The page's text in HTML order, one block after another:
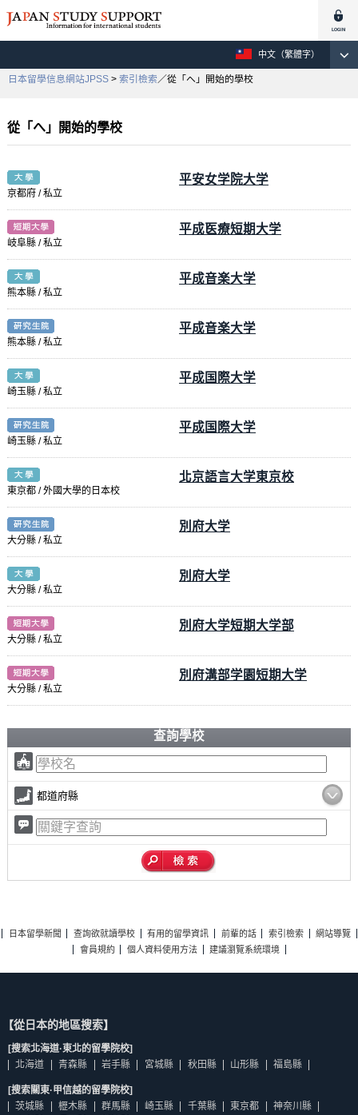
中文（繁體字）
日本留學信息網站JPSS > 索引檢索／從「へ」開始的學校
從「へ」開始的學校
京都府 / 私立
平安女学院大学
岐阜縣 / 私立
平成医療短期大学
熊本縣 / 私立
平成音楽大学
熊本縣 / 私立
平成音楽大学
崎玉縣 / 私立
平成国際大学
崎玉縣 / 私立
平成国際大学
東京都 / 外國大學的日本校
北京語言大学東京校
大分縣 / 私立
別府大学
大分縣 / 私立
別府大学
大分縣 / 私立
別府大学短期大学部
大分縣 / 私立
別府溝部学園短期大学
查詢學校
都道府縣
日本留學新聞 查詢欲就讀學校 有用的留學資訊 前輩的話 索引檢索
網站導覽
會員規約
個人資料使用方法 建議瀏覽系統環境
【從日本的地區搜索】
[搜索北海道·東北的留學院校]
北海道
青森縣 岩手縣 宮城縣 秋田縣 山形縣 福島縣
[搜索關東·甲信越的留學院校]
茨城縣
櫪木縣 群馬縣 崎玉縣 千葉縣 東京都
神奈川縣